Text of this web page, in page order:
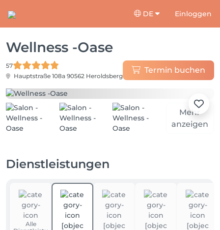
DE Einloggen
Wellness -Oase
57
Hauptstraße 108a 90562 Heroldsberg
Termin buchen
Mehr
anzeigen
Dienstleistungen
Alle